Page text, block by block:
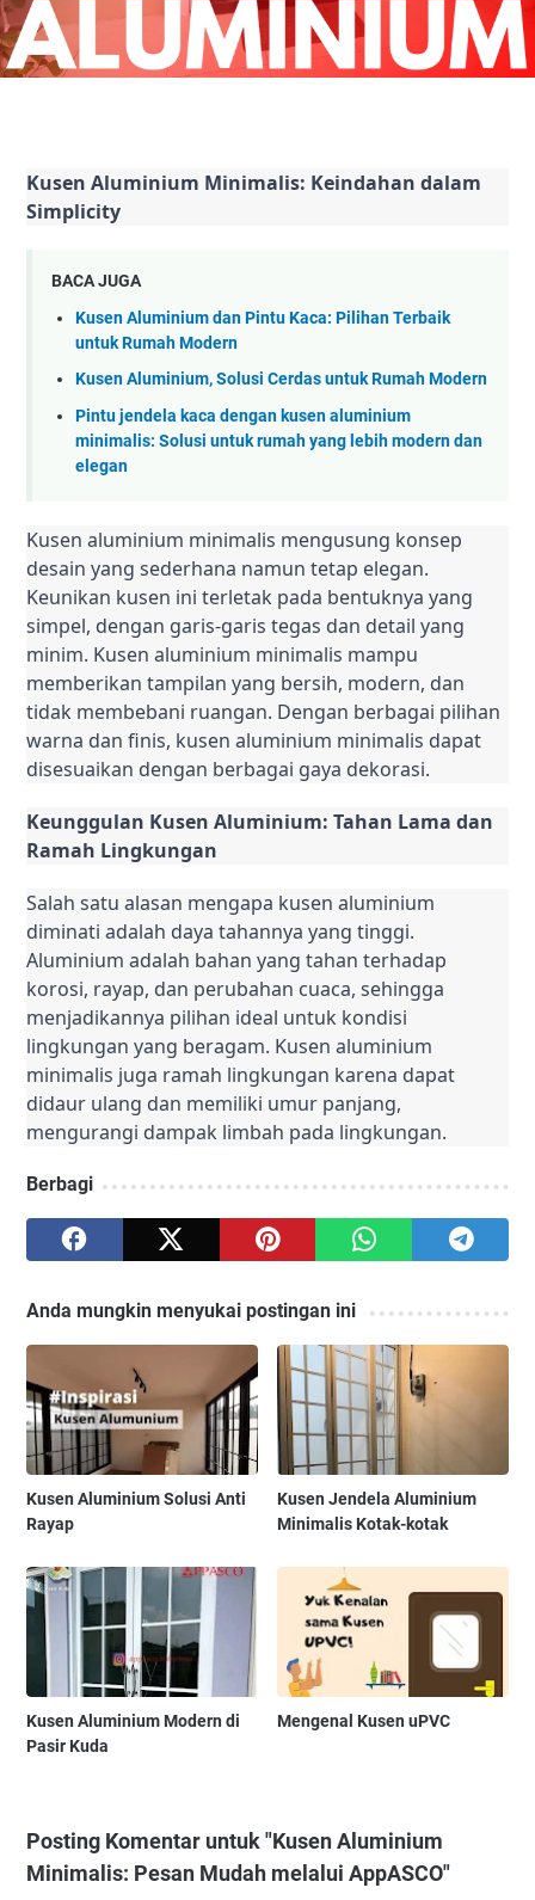
Kusen Aluminium Minimalis: Keindahan dalam
Simplicity
BACA JUGA
Kusen Aluminium dan Pintu Kaca: Pilihan Terbaik
untuk Rumah Modern
Kusen Aluminium, Solusi Cerdas untuk Rumah Modern
Pintu jendela kaca dengan kusen aluminium
minimalis: Solusi untuk rumah yang lebih modern dan
elegan
Kusen aluminium minimalis mengusung konsep
desain yang sederhana namun tetap elegan.
Keunikan kusen ini terletak pada bentuknya yang
simpel, dengan garis-garis tegas dan detail yang
minim. Kusen aluminium minimalis mampu
memberikan tampilan yang bersih, modern, dan
tidak membebani ruangan. Dengan berbagai pilihan
warna dan finis, kusen aluminium minimalis dapat
disesuaikan dengan berbagai gaya dekorasi.
Keunggulan Kusen Aluminium: Tahan Lama dan
Ramah Lingkungan
Salah satu alasan mengapa kusen aluminium
diminati adalah daya tahannya yang tinggi.
Aluminium adalah bahan yang tahan terhadap
korosi, rayap, dan perubahan cuaca, sehingga
menjadikannya pilihan ideal untuk kondisi
lingkungan yang beragam. Kusen aluminium
minimalis juga ramah lingkungan karena dapat
didaur ulang dan memiliki umur panjang,
mengurangi dampak limbah pada lingkungan.
Berbagi
Anda mungkin menyukai postingan ini
Kusen Aluminium Solusi Anti
Rayap
Kusen Jendela Aluminium
Minimalis Kotak-kotak
Kusen Aluminium Modern di
Pasir Kuda
Mengenal Kusen uPVC
Posting Komentar untuk "Kusen Aluminium
Minimalis: Pesan Mudah melalui AppASCO"